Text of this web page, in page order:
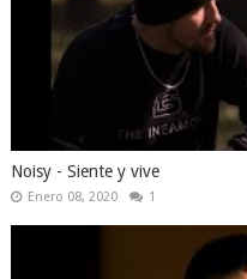
Noisy - Siente y vive
Enero 08, 2020 1